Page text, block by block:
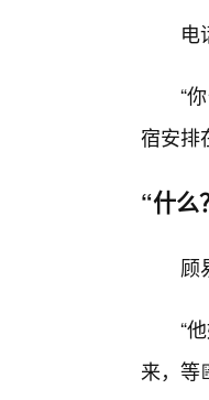
电
“
宿安
“什么
顾
“
来，等